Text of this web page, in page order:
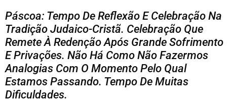
Páscoa: Tempo De Reflexão E Celebração Na
Tradição Judaico-Cristã. Celebração Que
Remete À Redenção Após Grande Sofrimento
E Privações. Não Há Como Não Fazermos
Analogias Com O Momento Pelo Qual
Estamos Passando. Tempo De Muitas
Dificuldades.